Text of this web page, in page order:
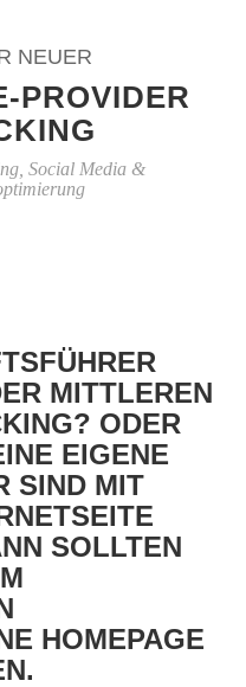
NEUER
PROVIDER
Social Media &
MITTLEREN
ODER
EIGENE
SIND MIT
SOLLTEN
HOMEPAGE